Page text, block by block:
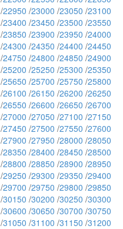
/22950 /23000 /23050 /23100
/23400 /23450 /23500 /23550
/23850 /23900 /23950 /24000
/24300 /24350 /24400 /24450
/24750 /24800 /24850 /24900
/25200 /25250 /25300 /25350
/25650 /25700 /25750 /25800
/26100 /26150 /26200 /26250
/26550 /26600 /26650 /26700
/27000 /27050 /27100 /27150
/27450 /27500 /27550 /27600
/27900 /27950 /28000 /28050
/28350 /28400 /28450 /28500
/28800 /28850 /28900 /28950
/29250 /29300 /29350 /29400
/29700 /29750 /29800 /29850
/30150 /30200 /30250 /30300
/30600 /30650 /30700 /30750
/31050 /31100 /31150 /31200